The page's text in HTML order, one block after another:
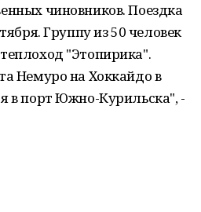
чиновников. Поездка
Группу из 50 человек
"Этопирика".
Немуро на Хоккайдо в
в порт Южно-Курильска", -